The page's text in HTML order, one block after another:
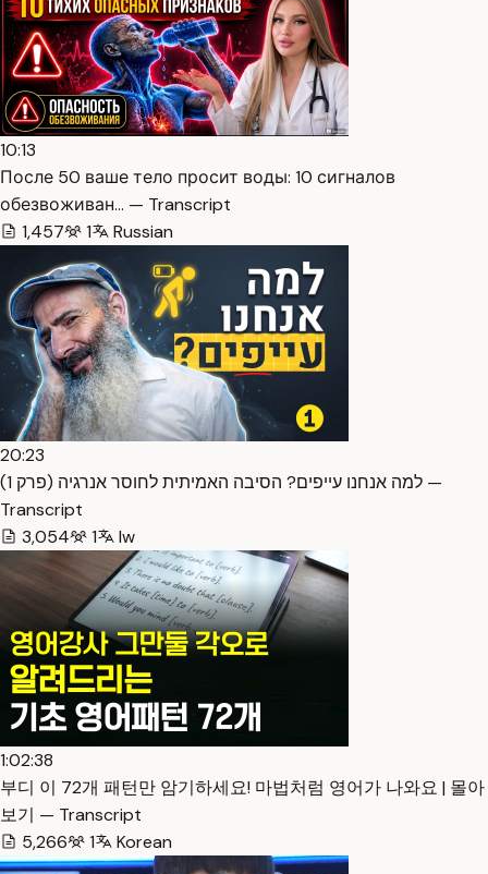
10:13
После 50 ваше тело просит воды: 10 сигналов
обезвоживан… — Transcript
1,457
1 Russian
20:23
למה אנחנו עייפים? הסיבה האמיתית לחוסר אנרגיה (פרק 1) —
Transcript
3,054
1 Iw
1:02:38
부디 이 72개 패턴만 암기하세요! 마법처럼 영어가 나와요 | 몰아
보기 — Transcript
5,266
1 Korean